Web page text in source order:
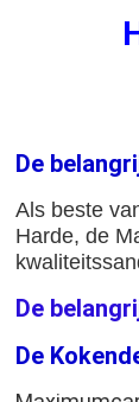
De
Als beste
Harde, de
De
De